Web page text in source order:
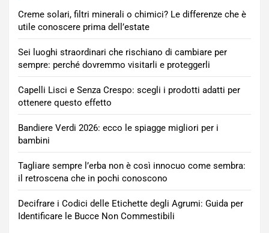
Creme solari, filtri minerali o chimici? Le differenze che è
utile conoscere prima dell’estate
Sei luoghi straordinari che rischiano di cambiare per
sempre: perché dovremmo visitarli e proteggerli
Capelli Lisci e Senza Crespo: scegli i prodotti adatti per
ottenere questo effetto
Bandiere Verdi 2026: ecco le spiagge migliori per i
bambini
Tagliare sempre l’erba non è così innocuo come sembra:
il retroscena che in pochi conoscono
Decifrare i Codici delle Etichette degli Agrumi: Guida per
Identificare le Bucce Non Commestibili